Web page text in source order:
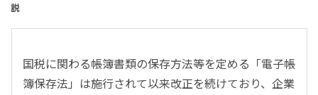
説
国税に関わる帳簿書類の保存方法等を定める「電子帳
簿保存法」は施行されて以来改正を続けており、企業